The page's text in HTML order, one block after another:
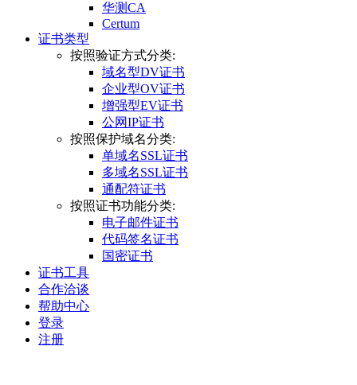
华测CA
Certum
证书类型
按照验证方式分类:
域名型DV证书
企业型OV证书
增强型EV证书
公网IP证书
按照保护域名分类:
单域名SSL证书
多域名SSL证书
通配符证书
按照证书功能分类:
电子邮件证书
代码签名证书
国密证书
证书工具
合作洽谈
帮助中心
登录
注册